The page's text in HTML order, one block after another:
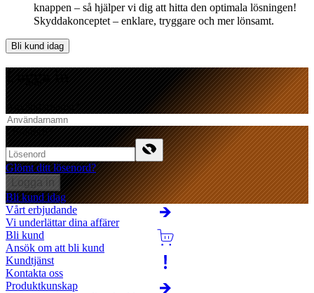
knappen – så hjälper vi dig att hitta den optimala lösningen!
Skyddakonceptet – enklare, tryggare och mer lönsamt.
Bli kund idag
Logga in
Användarnamn*
Lösenord*
Glömt ditt lösenord?
Logga in
Bli kund idag
Vårt erbjudande
Vi underlättar dina affärer
Bli kund
Ansök om att bli kund
Kundtjänst
Kontakta oss
Produktkunskap